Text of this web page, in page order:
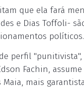
que ela fará
e Dias Toffoli-
políticos.
perfil
Fachin,
mais